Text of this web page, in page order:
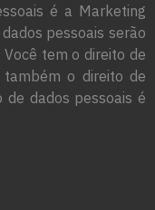
é a Marketing
pessoais serão
tem o direito de
também o direito de
de dados pessoais é